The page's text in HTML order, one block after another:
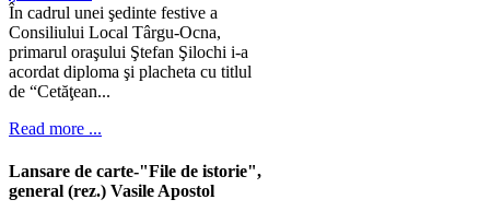
În cadrul unei şedinte festive a
Consiliului Local Târgu-Ocna,
primarul oraşului Ştefan Şilochi i-a
acordat diploma şi placheta cu titlul
de “Cetăţean...
Read more ...
Lansare de carte-"File de istorie",
general (rez.) Vasile Apostol